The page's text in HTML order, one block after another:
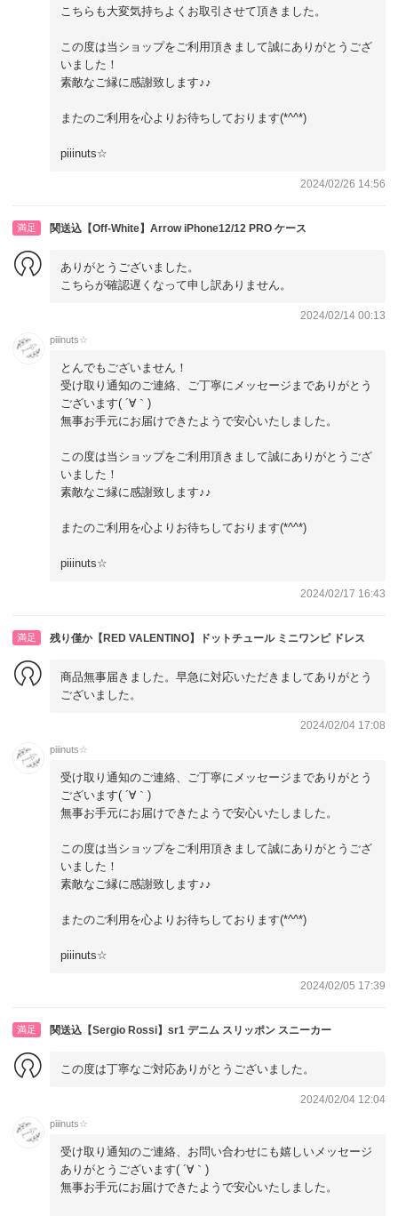
こちらも大変気持ちよくお取引させて頂きました。
この度は当ショップをご利用頂きまして誠にありがとうござ
いました！
素敵なご縁に感謝致します♪♪
またのご利用を心よりお待ちしております(*^^*)
piiinuts☆
2024/02/26 14:56
満足 関送込【Off-White】Arrow iPhone12/12 PRO ケース
ありがとうございました。
こちらが確認遅くなって申し訳ありません。
2024/02/14 00:13
piiinuts☆
とんでもございません！
受け取り通知のご連絡、ご丁寧にメッセージまでありがとう
ございます( ´∀｀)
無事お手元にお届けできたようで安心いたしました。
この度は当ショップをご利用頂きまして誠にありがとうござ
いました！
素敵なご縁に感謝致します♪♪
またのご利用を心よりお待ちしております(*^^*)
piiinuts☆
2024/02/17 16:43
満足 残り僅か【RED VALENTINO】ドットチュール ミニワンピ ドレス
商品無事届きました。早急に対応いただきましてありがとう
ございました。
2024/02/04 17:08
piiinuts☆
受け取り通知のご連絡、ご丁寧にメッセージまでありがとう
ございます( ´∀｀)
無事お手元にお届けできたようで安心いたしました。
この度は当ショップをご利用頂きまして誠にありがとうござ
いました！
素敵なご縁に感謝致します♪♪
またのご利用を心よりお待ちしております(*^^*)
piiinuts☆
2024/02/05 17:39
満足 関送込【Sergio Rossi】sr1 デニム スリッポン スニーカー
この度は丁寧なご対応ありがとうございました。
2024/02/04 12:04
piiinuts☆
受け取り通知のご連絡、お問い合わせにも嬉しいメッセージ
ありがとうございます( ´∀｀)
無事お手元にお届けできたようで安心いたしました。